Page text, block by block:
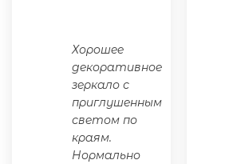
Хорошее
декоративное
зеркало с
приглушенным
светом по
краям.
Нормально